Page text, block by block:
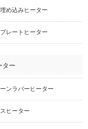
め込みヒーター
レートヒーター
ター
ンラバーヒーター
ヒーター